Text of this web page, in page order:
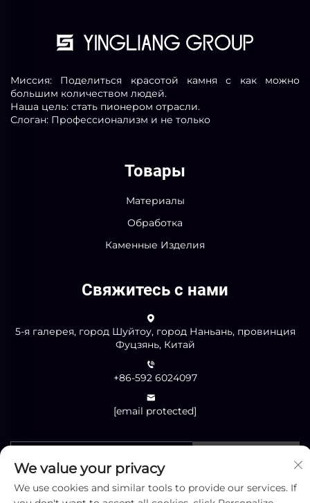
Миссия: Поделиться красотой камня с как можно
большим количеством людей.
Наша цель: стать пионером отрасли.
Слоган: Профессионализм и не только
Товары
Материалы
Обработка
Каменные Изделия
Свяжитесь с нами
5-я галерея, город Шуйтоу, город Наньань, провинция
Фуцзянь, Китай
+86-592 6024097
[email protected]
We value your privacy
We use cookies and similar tools to provide our services. If